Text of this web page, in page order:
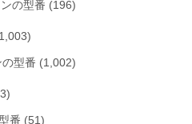
の型番 (196)
型番 (1,002)
番 (51)